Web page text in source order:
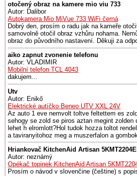
otočený obraz na kamere mio viu 733
Autor: Dalibor
Autokamera Mio MiVue 733 WiFi černá
Dobrý den, prosím o radu jak na kameře
samovolně otočil obraz vzhůru nohama.
obraz do původního nastavení. Děkuji za
aiko zapnut zvonenie telefonu
Autor: VLADIMIR
Mobilní telefon TCL 4043
dakujem...
Utv
Autor: Enikő
Elektrické autíčko Beneo UTV XXL 24V
Az auto 1 eve nemvolt toltve feltettem es
sehogy se zold se piros aztan megint zolden
lehet h elromlott?Hol tudok hozza toltot
a taviranyitohoz meg a muszerfalon a
Hriankovač KitchenAid Artisan
Autor: neznámý
Opékač topinek KitchenAid Artisan
Prosím o návod v slovenčine (češtine) s